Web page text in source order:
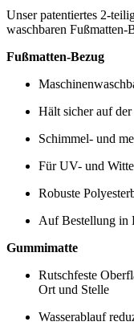
Unser patentiertes 2-
waschbaren Fußmatten-
Fußmatten-Bezug
Hält sicher auf
Schimmel- und
Für UV- und
Robuste
Auf Bestellung in
Gummimatte
Rutschfeste
Ort und Stelle
Wasserablauf